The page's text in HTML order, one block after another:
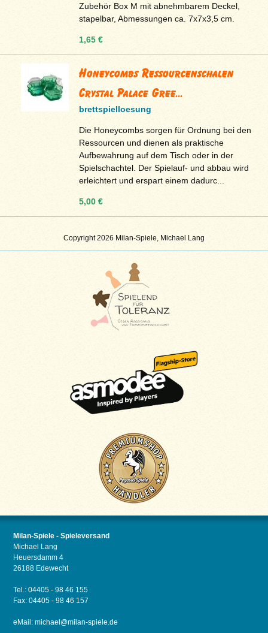
Copyright 2026 Milan-Spiele, Michael Lang
Zubehör Box M mit abnehmbarem Deckel,
stapelbar, Abmessungen ca. 7x7x3,5 cm.
1,65 €
Honeycombs Ressourcenschalen
Crystal Palace Gree...
brettspielloesung
Die Honeycombs sorgen für Ordnung bei den
Ressourcen und dienen als praktische
Aufbewahrung auf dem Tisch oder in der
Spielschachtel. Der Spielauf- und abbau wird
erleichtert und erspart einem dadurc...
5,00 €
Milan-Spiele - Spieleversand
Michael Lang
Heuersdamm 4
26188 Edewecht
Tel.: 04405 - 98 46 155
Fax: 04405 - 98 46 157
eMail:michael@milan-spiele.de